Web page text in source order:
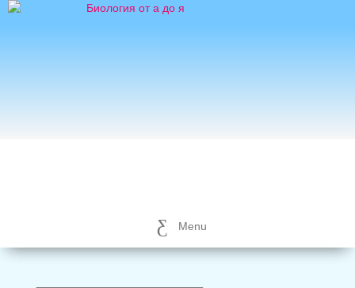
Menu